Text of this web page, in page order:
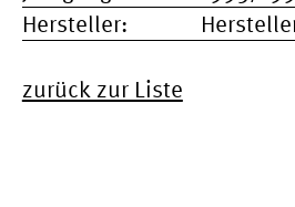
Hersteller:
zurück zur Liste